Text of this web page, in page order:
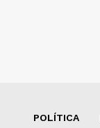
POLÍTICA